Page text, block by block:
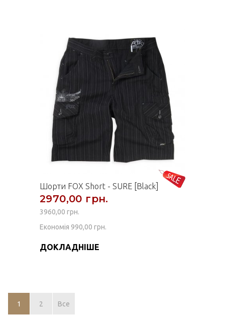
Шорти FOX Short - SURE [Black]
2970,00 грн.
3960,00 грн.
Економія 990,00 грн.
ДОКЛАДНІШЕ
1 2 Все